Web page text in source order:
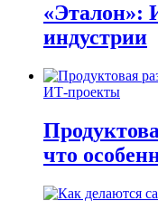
«Эталон»:
индустрии
ИТ-проекты
что